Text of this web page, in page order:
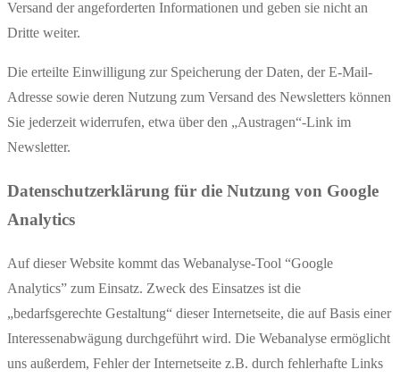
Versand der angeforderten Informationen und geben sie nicht an
Dritte weiter.
Die erteilte Einwilligung zur Speicherung der Daten, der E-Mail-
Adresse sowie deren Nutzung zum Versand des Newsletters können
Sie jederzeit widerrufen, etwa über den „Austragen“-Link im
Newsletter.
Datenschutzerklärung für die Nutzung von Google
Analytics
Auf dieser Website kommt das Webanalyse-Tool “Google
Analytics” zum Einsatz. Zweck des Einsatzes ist die
„bedarfsgerechte Gestaltung“ dieser Internetseite, die auf Basis einer
Interessenabwägung durchgeführt wird. Die Webanalyse ermöglicht
uns außerdem, Fehler der Internetseite z.B. durch fehlerhafte Links